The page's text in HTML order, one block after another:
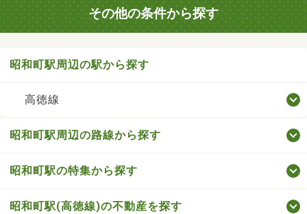
その他の条件から探す
昭和町駅周辺の駅から探す
高徳線
昭和町駅周辺の路線から探す
昭和町駅の特集から探す
昭和町駅(高徳線)の不動産を探す